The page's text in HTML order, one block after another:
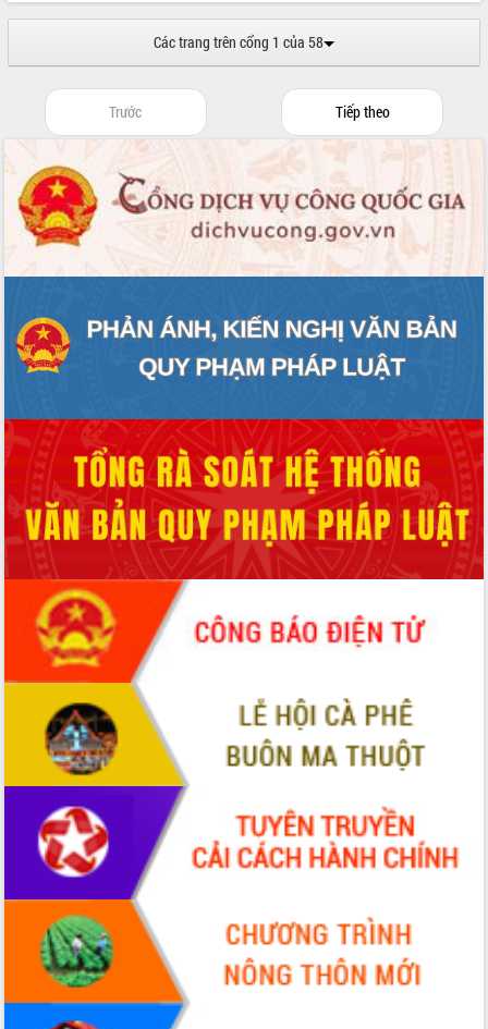
Diễn đàn Kinh tế tư nhân Việt Nam đột
Đề án 06 tạo bước ngoặt đột phá trong
cải cách hành chính tỉnh Đắk Lắk
Kết nối tour, đẩy mạnh chuyển đổi số
Khởi động Dự án Đầu tư xây dựng hạ
tầng kỹ thuật Cụm công nghiệp Tân
Tiến
Gặp mặt các cơ quan báo chí nhân Kỷ
niệm 101 năm Ngày Báo chí Cách
Đắk Lắk sơ kết 4 năm triển khai thực
hiện Đề án 06 của Chính phủ
Họp báo thông tin về Hội nghị Công bố
Lắk
Khơi thông điểm nghẽn, đẩy nhanh
giải ngân vốn khắc phục thiên tai
HĐND tỉnh thông qua điều chỉnh Quy
hoạch tỉnh thời kỳ 2021-2030
Hội thảo góp ý hồ sơ điều chỉnh quy
hoạch tỉnh Đắk Lắk thời kỳ 2021-2030,
tầm nhìn đến năm 2050
Nâng cao hiệu quả hoạt động của các
doanh nghiệp nhà nước
Hội nghị triển khai kết nối mạng
truyền số liệu chuyên dùng phục vụ cơ
quan Đảng, Nhà nước
Lễ phát động chuỗi hoạt động chung
tay làm sạch môi trường
Xã Ea Kar bước chuyển mình trong
công tác cải cách hành chính mô hình
mới
UBND tỉnh họp báo định kỳ tháng 4
năm 2026
Hội thảo khoa học “Giải pháp thúc đẩy
phát triển nền kinh tế xanh tại tỉnh
Đắk Lắk”
Tăng cường giám sát, đôn đốc thực
hiện nhiệm vụ quản lý tài sản công
hàng tuần
Các trang trên cổng 1 của 58
Trước Tiếp theo